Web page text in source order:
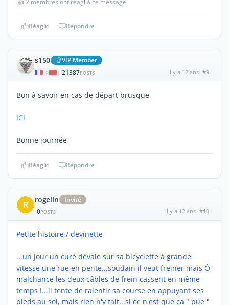
Réagir Répondre
s150 VIP Member
| 21387POSTS il y a 12 ans #9
Bon à savoir en cas de départ brusque
ICI
Bonne journée
Réagir Répondre
R rogelin
Invité
0POSTS il y a 12 ans #10
Petite histoire / devinette
...un jour un curé dévale sur sa bicyclette à grande
vitesse une rue en pente...soudain il veut freiner mais Ô
malchance les deux câbles de frein cassent en même
temps !...il tente de ralentir sa course en appuyant ses
pieds au sol, mais rien n'y fait...si ce n'est que ça " pue "